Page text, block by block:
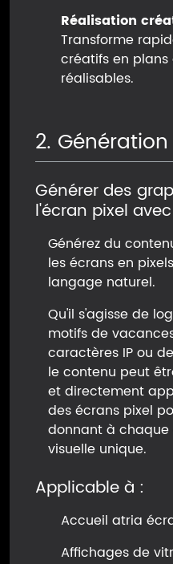
Réalisation
Transforme
créatifs en
réalisables.
2.
Générer des
l'écran pixel
Générez du
les écrans en
langage naturel.
Qu'il s'agisse de
motifs de
caractères IP ou
le contenu peut
et directement
des écrans pixel
donnant à chaque
visuelle unique.
Applicable à :
Accueil atria
Affichages de